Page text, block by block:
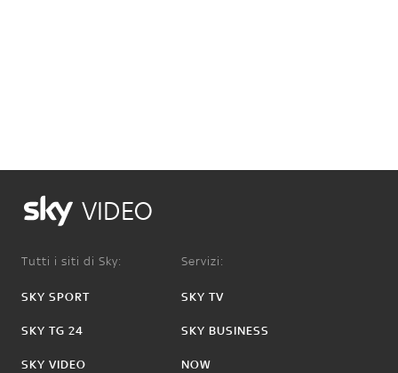
VIDEO
Tutti i siti di Sky:
SKY SPORT
SKY TG 24
SKY VIDEO
Servizi:
SKY TV
SKY BUSINESS
NOW